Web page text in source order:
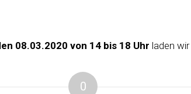
08.03.2020 von 14 bis 18 Uhr laden
0